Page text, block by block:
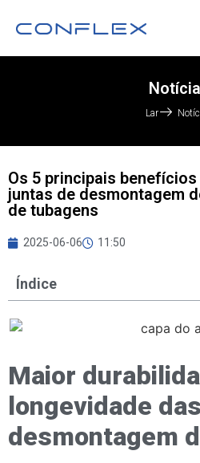
Lar
Os 5 principais
juntas de desmontagem
de tubagens
2025-06-06 11:50
Índice
Maior
longevidade
desmontagem